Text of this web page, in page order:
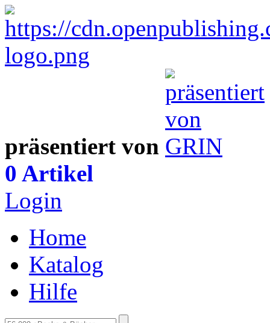
präsentiert von
0 Artikel
Login
Home
Katalog
Hilfe